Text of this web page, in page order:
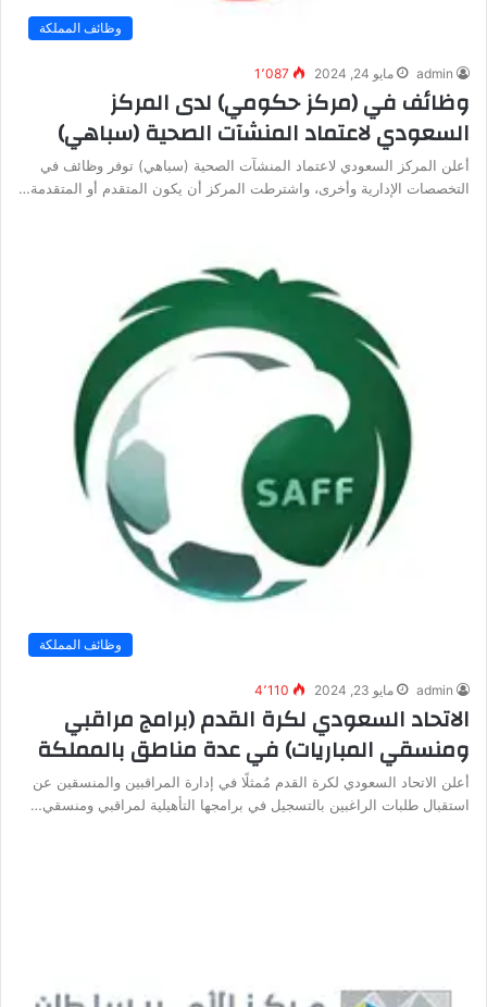
وظائف المملكة
admin مايو 24, 2024 1٬087
وظائف في (مركز حكومي) لدى المركز
السعودي لاعتماد المنشآت الصحية (سباهي)
أعلن المركز السعودي لاعتماد المنشآت الصحية (سباهي) توفر وظائف في
التخصصات الإدارية وأخرى، واشترطت المركز أن يكون المتقدم أو المتقدمة…
وظائف المملكة
admin مايو 23, 2024 4٬110
الاتحاد السعودي لكرة القدم (برامج مراقبي
ومنسقي المباريات) في عدة مناطق بالمملكة
أعلن الاتحاد السعودي لكرة القدم مُمثلًا في إدارة المراقبين والمنسقين عن
استقبال طلبات الراغبين بالتسجيل في برامجها التأهيلية لمراقبي ومنسقي…